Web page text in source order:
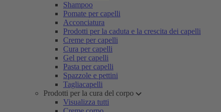
Shampoo
Pomate per capelli
Acconciatura
Prodotti per la caduta e la crescita dei capelli
Creme per capelli
Cura per capelli
Gel per capelli
Pasta per capelli
Spazzole e pettini
Tagliacapelli
Prodotti per la cura del corpo
Visualizza tutti